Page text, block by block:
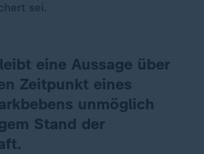
sei.
eine Aussage über
Zeitpunkt eines
unmöglich
Stand der